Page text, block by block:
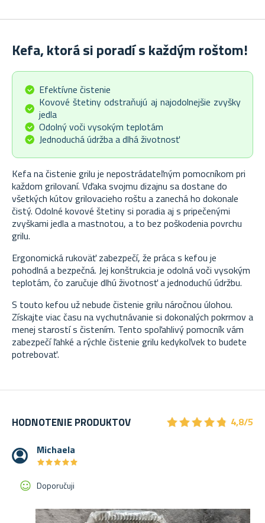
Kefa, ktorá si poradí s každým roštom!
Efektívne čistenie
Kovové štetiny odstraňujú aj najodolnejšie zvyšky
jedla
Odolný voči vysokým teplotám
Jednoduchá údržba a dlhá životnosť
Kefa na čistenie grilu je nepostrádateľným pomocníkom pri
každom grilovaní. Vďaka svojmu dizajnu sa dostane do
všetkých kútov grilovacieho roštu a zanechá ho dokonale
čistý. Odolné kovové štetiny si poradia aj s pripečenými
zvyškami jedla a mastnotou, a to bez poškodenia povrchu
grilu.
Ergonomická rukoväť zabezpečí, že práca s kefou je
pohodlná a bezpečná. Jej konštrukcia je odolná voči vysokým
teplotám, čo zaručuje dlhú životnosť a jednoduchú údržbu.
S touto kefou už nebude čistenie grilu náročnou úlohou.
Získajte viac času na vychutnávanie si dokonalých pokrmov a
menej starostí s čistením. Tento spoľahlivý pomocník vám
zabezpečí ľahké a rýchle čistenie grilu kedykoľvek to budete
potrebovať.
HODNOTENIE PRODUKTOV ★★★★★
★★★★★ 4,8/5
Michaela
★★★★★
★★★★★
Doporučuji